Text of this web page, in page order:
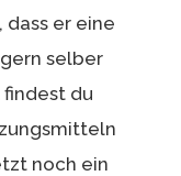
er eine
selber
du
noch ein